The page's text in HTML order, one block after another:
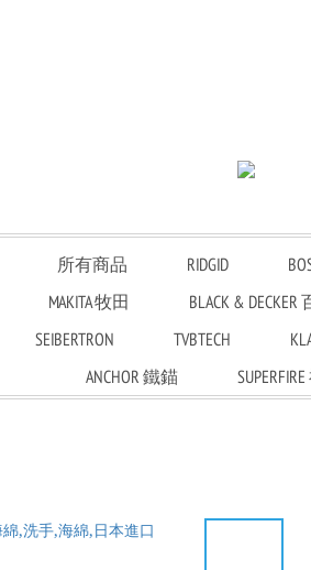
所有商品 RIDGID
MAKITA 牧田
BLACK & DECKER
SEIBERTRON
TVBTECH
ANCHOR 鐵錨